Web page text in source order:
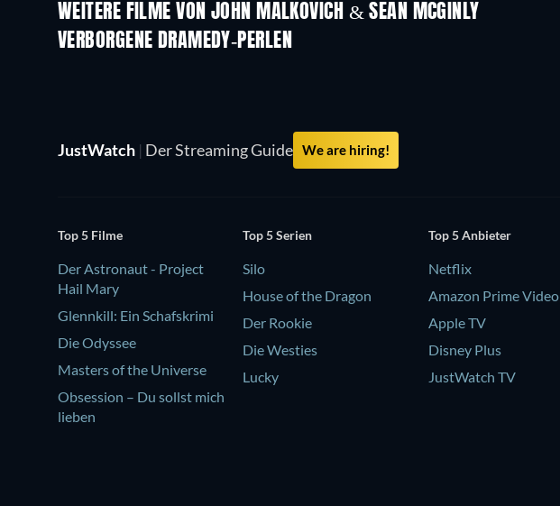
WEITERE FILME VON JOHN MALKOVICH & SEAN MCGINLY
VERBORGENE DRAMEDY-PERLEN
JustWatch | Der Streaming Guide We are hiring!
Top 5 Filme
Der Astronaut - Project
Hail Mary
Glennkill: Ein Schafskrimi
Die Odyssee
Masters of the Universe
Obsession – Du sollst mich
lieben
Top 5 Serien
Silo
House of the Dragon
Der Rookie
Die Westies
Lucky
Top 5 Anbieter
Netflix
Amazon Prime Video
Apple TV
Disney Plus
JustWatch TV